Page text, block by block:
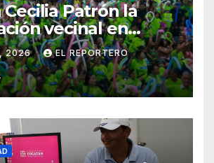
Patrón la
vecinal en
suma a comités de
en la prevención
delito
2026 EL REPORTERO